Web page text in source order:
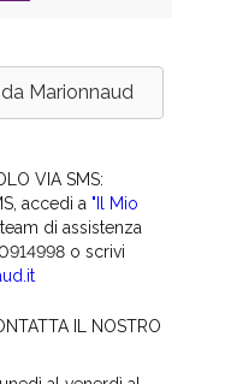
Marionnaud
VIA SMS:
accedi a "Il Mio
di assistenza
o scrivi
IL NOSTRO